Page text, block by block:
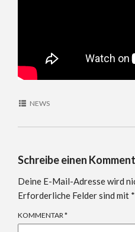
NEWS
Schreibe einen
Deine E-Mail-Adresse wird
Erforderliche Felder sind mit *
KOMMENTAR*